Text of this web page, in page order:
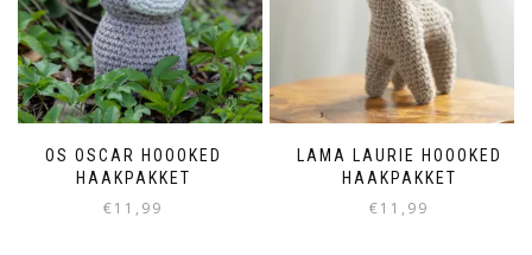
OS OSCAR HOOOKED
HAAKPAKKET
€11,99
LAMA LAURIE HOOOKED
HAAKPAKKET
€11,99